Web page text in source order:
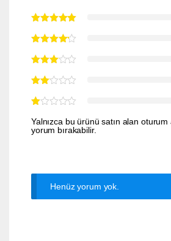
Yalnızca bu ürünü satın alan
yorum bırakabilir.
Henüz yorum yok.